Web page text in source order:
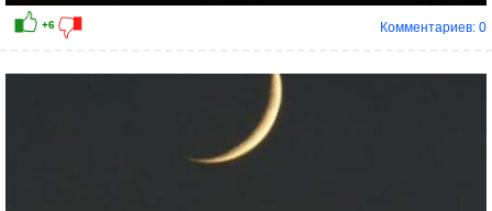
Комментариев: 0